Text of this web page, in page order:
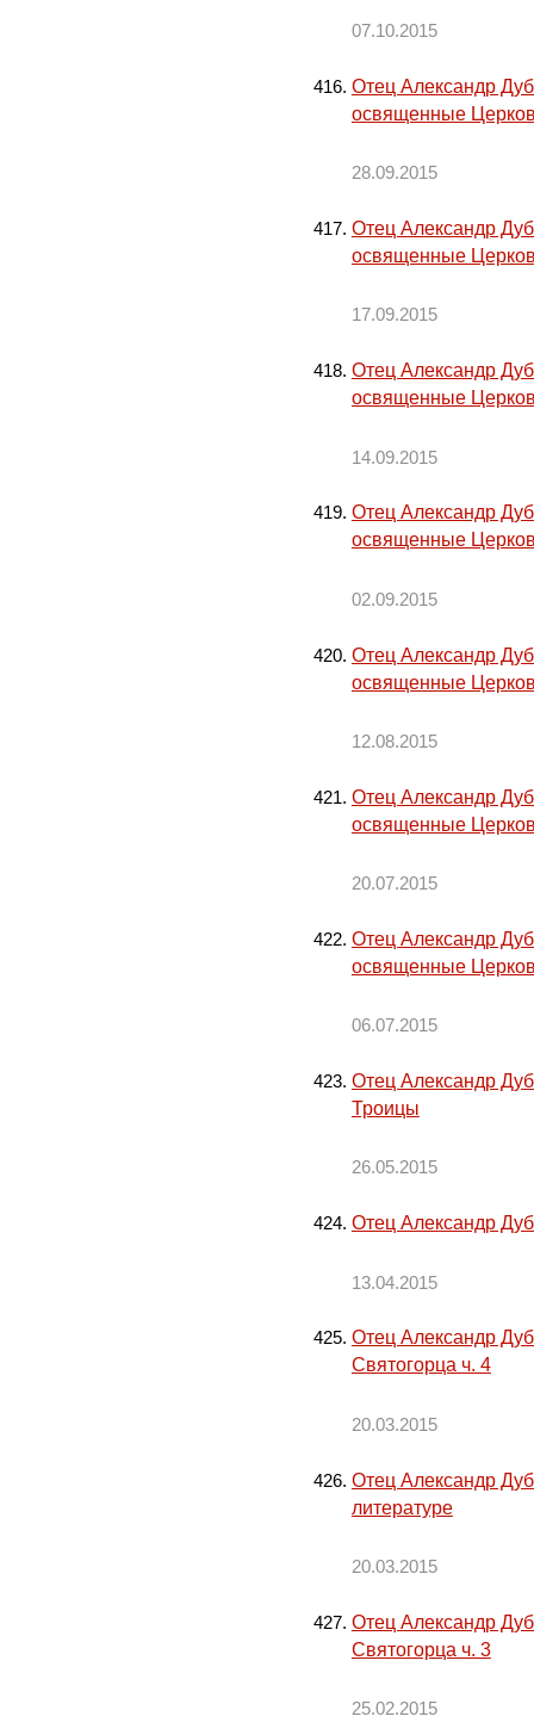
07.10.2015
Отец Александр
освященные
28.09.2015
Отец Александр
освященные
17.09.2015
Отец Александр
освященные
14.09.2015
Отец Александр
освященные
02.09.2015
Отец Александр
освященные
12.08.2015
Отец Александр
освященные
20.07.2015
Отец Александр
освященные
06.07.2015
Отец Александр
Троицы
26.05.2015
Отец Александр
13.04.2015
Отец Александр
Святогорца ч. 4
20.03.2015
Отец Александр
литературе
20.03.2015
Отец Александр
Святогорца ч. 3
25.02.2015